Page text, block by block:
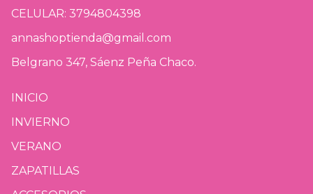
CELULAR: 3794804398
annashoptienda@gmail.com
Belgrano 347, Sáenz Peña Chaco.
INICIO
INVIERNO
VERANO
ZAPATILLAS